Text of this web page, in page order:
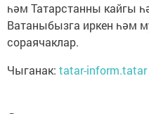
һәм Татарстанны кайгы
Ватаныбызга иркен һәм
сораячаклар.
Чыганак: tatar-inform.tatar